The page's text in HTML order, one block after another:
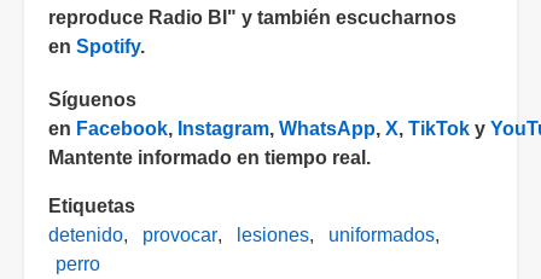
reproduce Radio BI" y también escucharnos
en Spotify.
Síguenos
en Facebook, Instagram, WhatsApp, X, TikTok y
Mantente informado en tiempo real.
Etiquetas
detenido
provocar lesiones
uniformados
perro